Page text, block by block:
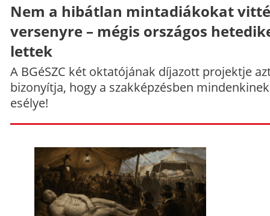
Nem a hibátlan mintadiákokat
versenyre – mégis országos
lettek
A BGéSZC két oktatójának díjazott projektje
bizonyítja, hogy a szakképzésben
esélye!